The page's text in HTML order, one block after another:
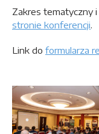
Zakres tematyczny
stronie konferencji.
Link do formularza